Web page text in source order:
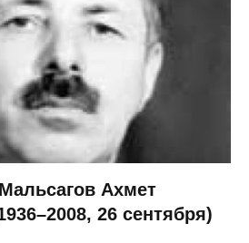
Ахмет
26 сентября)